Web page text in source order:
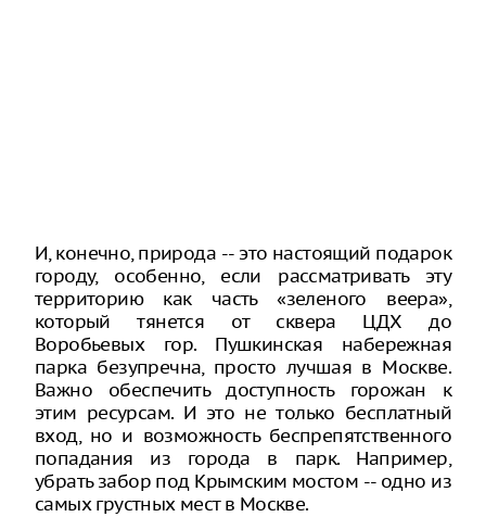
И, конечно, природа -- это настоящий подарок
городу, особенно, если рассматривать эту
территорию как часть «зеленого веера»,
который тянется от сквера ЦДХ до
Воробьевых гор. Пушкинская набережная
парка безупречна, просто лучшая в Москве.
Важно обеспечить доступность горожан к
этим ресурсам. И это не только бесплатный
вход, но и возможность беспрепятственного
попадания из города в парк. Например,
убрать забор под Крымским мостом -- одно из
самых грустных мест в Москве.